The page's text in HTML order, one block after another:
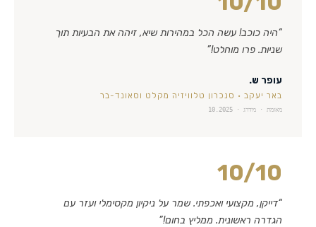
“היה כוכב! עשה הכל במהירות שיא, זיהה את הבעיות תוך
שניות. פרו מוחלט!”
עופר ש.
באר יעקב · סנכרון טלוויזיה מקלט וסאונד-בר
מאומת · מידרג · 10.2025
10/10
“דייקן, מקצועי ואכפתי. שמר על ניקיון מקסימלי ועזר עם
הגדרה ראשונית. ממליץ בחום!”